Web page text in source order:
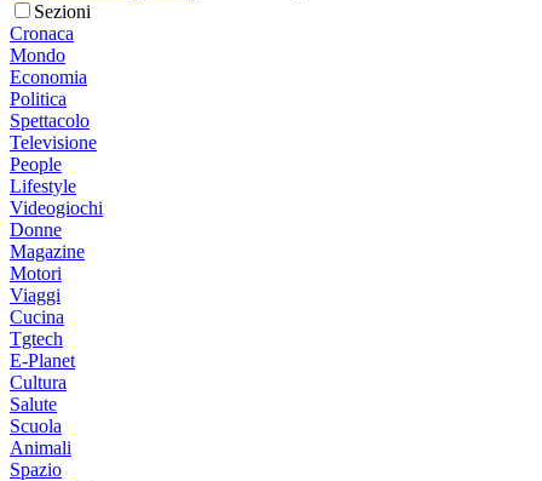
Sezioni
Cronaca
Mondo
Economia
Politica
Spettacolo
Televisione
People
Lifestyle
Videogiochi
Donne
Magazine
Motori
Viaggi
Cucina
Tgtech
E-Planet
Cultura
Salute
Scuola
Animali
Spazio